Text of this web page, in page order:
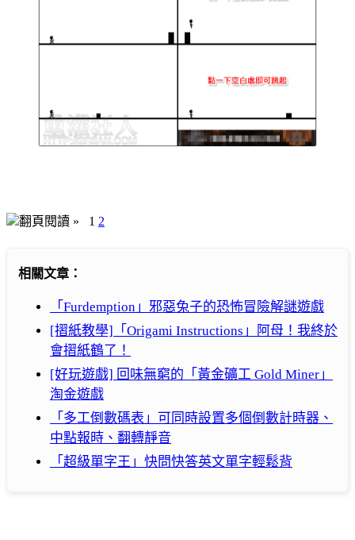
翻頁閱讀 » 1 2
相關文章：
「Furdemption」邪惡兔子的恐怖冒險解謎遊戲
[摺紙教學]「Origami Instructions」阿母！我終於
會摺紙鶴了！
[好玩遊戲] 回味無窮的「黃金礦工 Gold Miner」
淘金遊戲
「多工倒數碼表」可同時設置多個倒數計時器、
中點報時、翻轉靜音
「超級單字王」快問快答英文單字輕鬆背